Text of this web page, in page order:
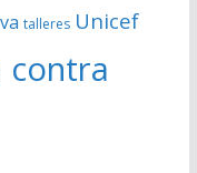
talleres Unicef
contra